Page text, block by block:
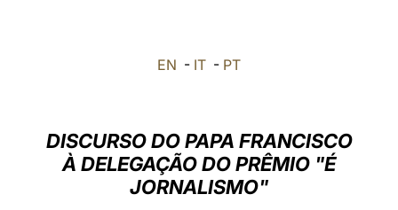
العربيّة
EN - IT - PT
DISCURSO DO PAPA FRANCISCO
À DELEGAÇÃO DO PRÊMIO "É
JORNALISMO"